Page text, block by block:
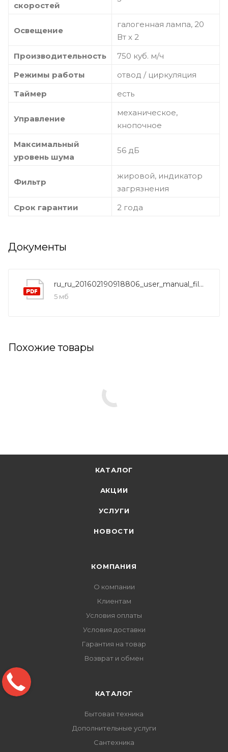
скоростей
Освещение
галогенная лампа, 20
Вт х 2
Производительность
750 куб. м/ч
Режимы работы
отвод / циркуляция
Таймер
есть
Управление
механическое,
кнопочное
Максимальный
уровень шума
56 дБ
Фильтр
жировой, индикатор
загрязнения
Срок гарантии
2 года
Документы
ru_ru_201602190918806_user_manual_filerus_a
5 мб
Похожие товары
КАТАЛОГ
АКЦИИ
УСЛУГИ
НОВОСТИ
КОМПАНИЯ
О компании
Клиентам
Условия оплаты
Условия доставки
Гарантия на товар
Возврат и обмен
КАТАЛОГ
Бытовая техника
Дополнительные услуги
Сантехника